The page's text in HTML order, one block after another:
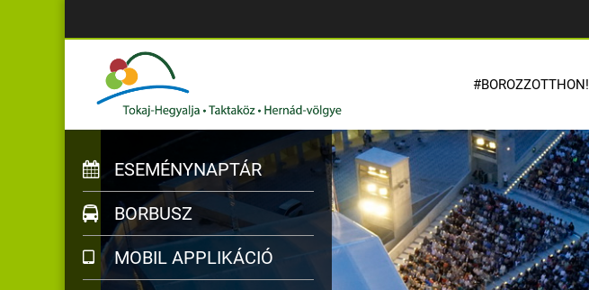
#BOROZZOTTHON!
ESEMÉNYNAPTÁR
BORBUSZ
MOBIL APPLIKÁCIÓ